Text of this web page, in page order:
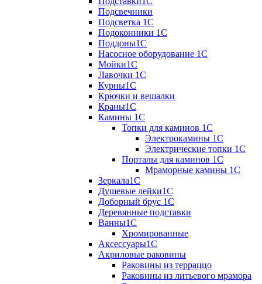
Подсвечники
Подсветка 1С
Подоконники 1С
Поддоны1С
Насосное оборудование 1С
Мойки1С
Лавочки 1С
Курны1С
Крючки и вешалки
Краны1С
Камины 1C
Топки для каминов 1C
Электрокамины 1С
Электрические топки 1C
Порталы для каминов 1С
Мраморные камины 1C
Зеркала1С
Душевые лейки1С
Доборный брус 1С
Деревянные подставки
Ванны1С
Хромированные
Аксессуары1С
Акриловые раковины
Раковины из терраццо
Раковины из литьевого мрамора